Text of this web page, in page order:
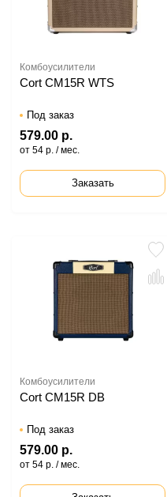
Комбоусилители
Cort CM15R WTS
Под заказ
579.00 р.
от 54 р. / мес.
Заказать
Комбоусилители
Cort CM15R DB
Под заказ
579.00 р.
от 54 р. / мес.